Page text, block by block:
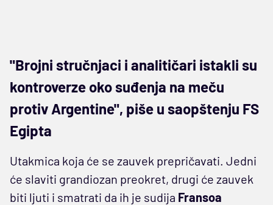
"Brojni stručnjaci i analitičari istakli su
kontroverze oko suđenja na meču
protiv Argentine", piše u saopštenju FS
Egipta
Utakmica koja će se zauvek prepričavati. Jedni
će slaviti grandiozan preokret, drugi će zauvek
biti ljuti i smatrati da ih je sudija Fransoa